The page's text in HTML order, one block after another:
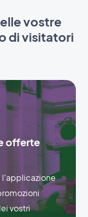
vostre
di visitatori
offerte
l'applicazione
vostri